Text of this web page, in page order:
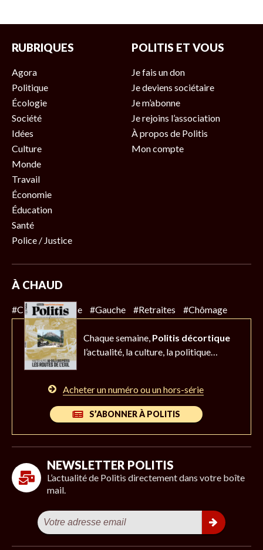
RUBRIQUES
Agora
Politique
Écologie
Société
Idées
Culture
Monde
Travail
Économie
Éducation
Santé
Police / Justice
POLITIS ET VOUS
Je fais un don
Je deviens sociétaire
Je m’abonne
Je rejoins l’association
À propos de Politis
Mon compte
À CHAUD
#Climat #Police #Gauche #Retraites #Chômage
Chaque semaine, Politis décortique
l’actualité, la culture, la politique…
Acheter un numéro ou un hors-série
S’ABONNER À POLITIS
NEWSLETTER POLITIS
L’actualité de Politis directement dans votre boîte
mail.